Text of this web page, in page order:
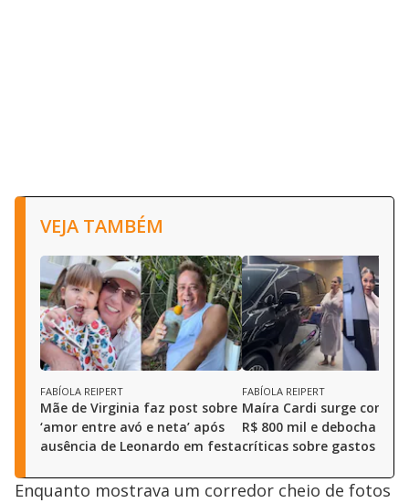
VEJA TAMBÉM
FABÍOLA REIPERT
Mãe de Virginia faz post sobre
‘amor entre avó e neta’ após
ausência de Leonardo em festa
FABÍOLA REIPERT
Maíra Cardi surge com
R$ 800 mil e debocha de
críticas sobre gastos
Enquanto mostrava um corredor cheio de fotos